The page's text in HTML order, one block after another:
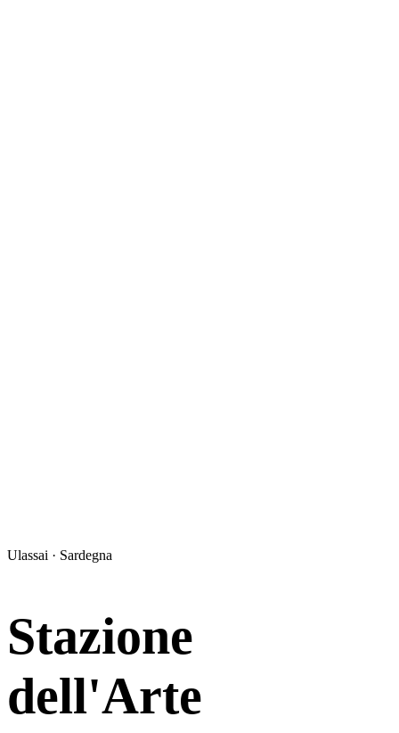
Ulassai · Sardegna
Stazione
dell'Arte